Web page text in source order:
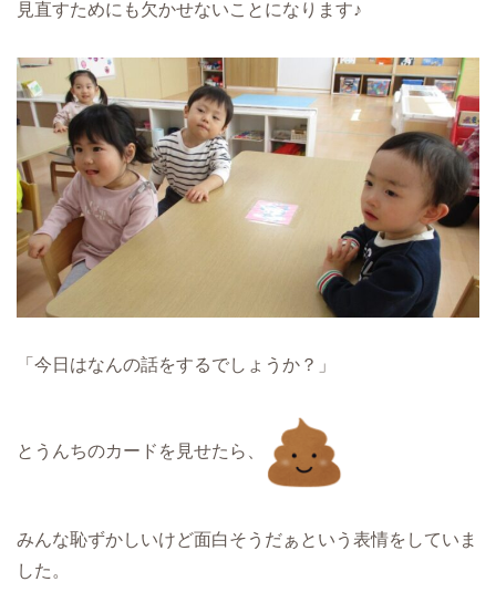
見直すためにも欠かせないことになります♪
「今日はなんの話をするでしょうか？」
とうんちのカードを見せたら、
みんな恥ずかしいけど面白そうだぁという表情をしていま
した。